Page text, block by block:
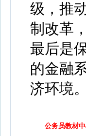
级，推
制改革
最后是
的金融
济环境。
公务员教材